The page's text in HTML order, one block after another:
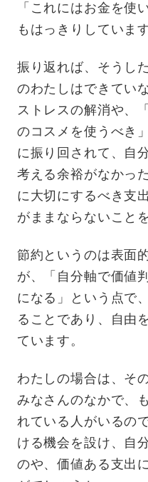
「これにはお金を使
もはっきりしています
振り返れば、そうし
のわたしはできてい
ストレスの解消や、
のコスメを使うべき
に振り回されて、自
考える余裕がなかっ
に大切にするべき支
がままならないこと
節約というのは表面
が、「自分軸で価値
になる」という点で
ることであり、自由
ています。
わたしの場合は、そ
みなさんのなかで、
れている人がいるの
ける機会を設け、自
のや、価値ある支出